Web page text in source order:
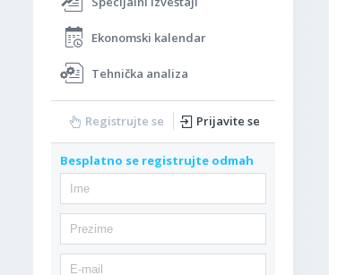
Ekonomski kalendar
Tehnička analiza
Registrujte se Prijavite se
Besplatno se registrujte odmah